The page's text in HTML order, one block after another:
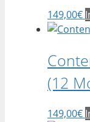
149,00€
(12
149,00€